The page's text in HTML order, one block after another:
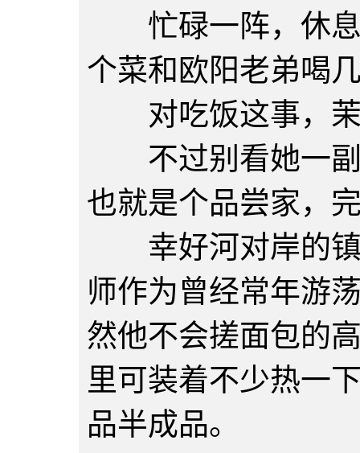
忙碌一阵，休息
个菜和欧阳老弟喝
对吃饭这事，茉
不过别看她一副
也就是个品尝家，
幸好河对岸的镇
师作为曾经常年游
然他不会搓面包的
里可装着不少热一
品半成品。